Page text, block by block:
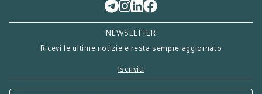
NEWSLETTER
Ricevi le ultime notizie e resta sempre aggiornato
Iscriviti